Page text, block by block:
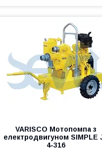
VARISCO Мотопомпа з
електродвигуном SIMPLE
4-316